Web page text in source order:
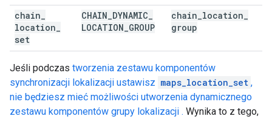
chain
location
set
CHAIN DYNAMIC
LOCATION GROUP
chain location
group
Jeśli podczas tworzenia zestawu komponentów
synchronizacji lokalizacji ustawisz maps_location_set ,
nie będziesz mieć możliwości utworzenia dynamicznego
zestawu komponentów grupy lokalizacji . Wynika to z tego,